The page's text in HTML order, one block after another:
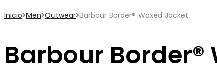
Inicio Men Outwear Barbour Border® Waxed Jacket
Barbour